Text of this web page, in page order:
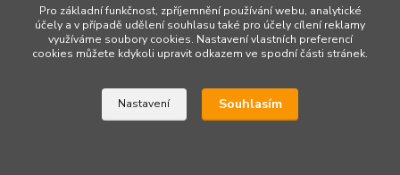
3 070 Kč/ks
2 537 Kčbez DPH Do 3 dnů 2 ks
Přidat do košíku
Pro základní funkčnost, zpříjemnění používání webu, analytické
účely a v případě udělení souhlasu také pro účely cílení reklamy
využíváme soubory cookies. Nastavení vlastních preferencí
cookies můžete kdykoli upravit odkazem ve spodní části stránek.
Nastavení Souhlasím